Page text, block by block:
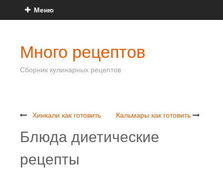
Меню
Много рецептов
Сборник кулинарных рецептов
Хинкали как готовить Кальмары как готовить
Блюда диетические
рецепты